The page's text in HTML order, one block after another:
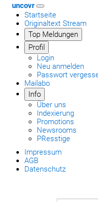
uncovr
Startseite
Originaltext Stream
Top Meldungen
Profil
Login
Neu anmelden
Passwort
Mailabo
Info
Über uns
Indexierung
Promotions
Newsrooms
PResstige
Impressum
AGB
Datenschutz